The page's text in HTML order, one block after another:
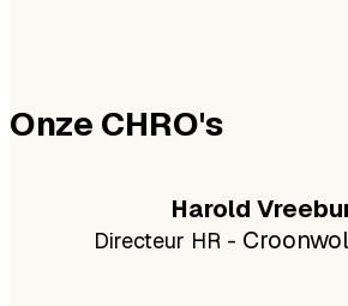
Onze CHRO's
Harold
Directeur HR -